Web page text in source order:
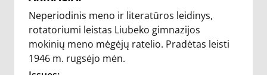
Neperiodinis meno ir literatūros leidinys,
rotatoriumi leistas Liubeko gimnazijos
mokinių meno mėgėjų ratelio. Pradėtas leisti
1946 m. rugsėjo mėn.